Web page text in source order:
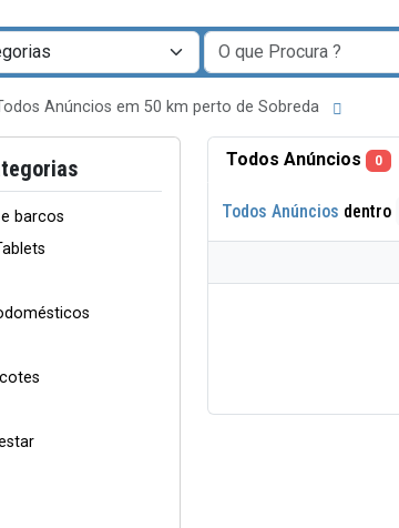
Anúncios em 50 km perto de Sobreda
barcos
Todos Anúncios 0
Todos Anúncios dentro